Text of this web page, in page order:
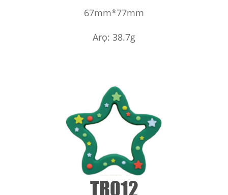
67mm*77mm
Arọ: 38.7g